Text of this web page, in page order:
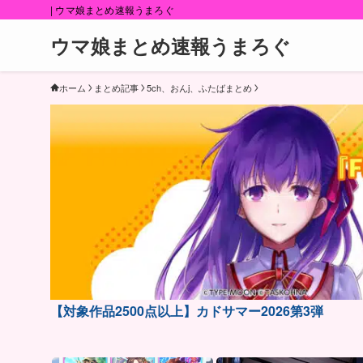
| ウマ娘まとめ速報うまろぐ
ウマ娘まとめ速報うまろぐ
ホーム まとめ記事 5ch、おんj、ふたばまとめ
【対象作品2500点以上】カドサマー2026第3弾